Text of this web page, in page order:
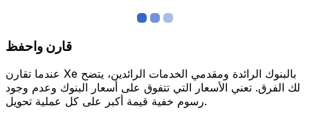
قارن واحفظ
عندما تقارن Xe بالبنوك الرائدة ومقدمي الخدمات الرائدين، يتضح
لك الفرق. تعني الأسعار التي تتفوق على أسعار البنوك وعدم وجود
رسوم خفية قيمة أكبر على كل عملية تحويل.